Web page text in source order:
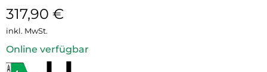
317,90 €
inkl. MwSt.
Online verfügbar